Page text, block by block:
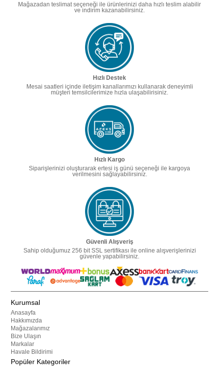
Mağazadan teslimat seçeneği ile ürünlerinizi daha hızlı teslim alabilir
ve indirim kazanabilirsiniz.
Hızlı Destek
Mesai saatleri içinde iletişim kanallarımızı kullanarak deneyimli
müşteri temsilcilerimize hızla ulaşabilirisiniz.
Hızlı Kargo
Siparişlerinizi oluşturarak ertesi iş günü seçeneği ile kargoya
verilmesini sağlayabilirsiniz.
Güvenli Alışveriş
Sahip olduğumuz 256 bit SSL sertifikası ile online alışverişlerinizi
güvenle yapabilirsiniz.
Kurumsal
Anasayfa
Hakkımızda
Mağazalarımız
Bize Ulaşın
Markalar
Havale Bildirimi
Popüler Kategoriler